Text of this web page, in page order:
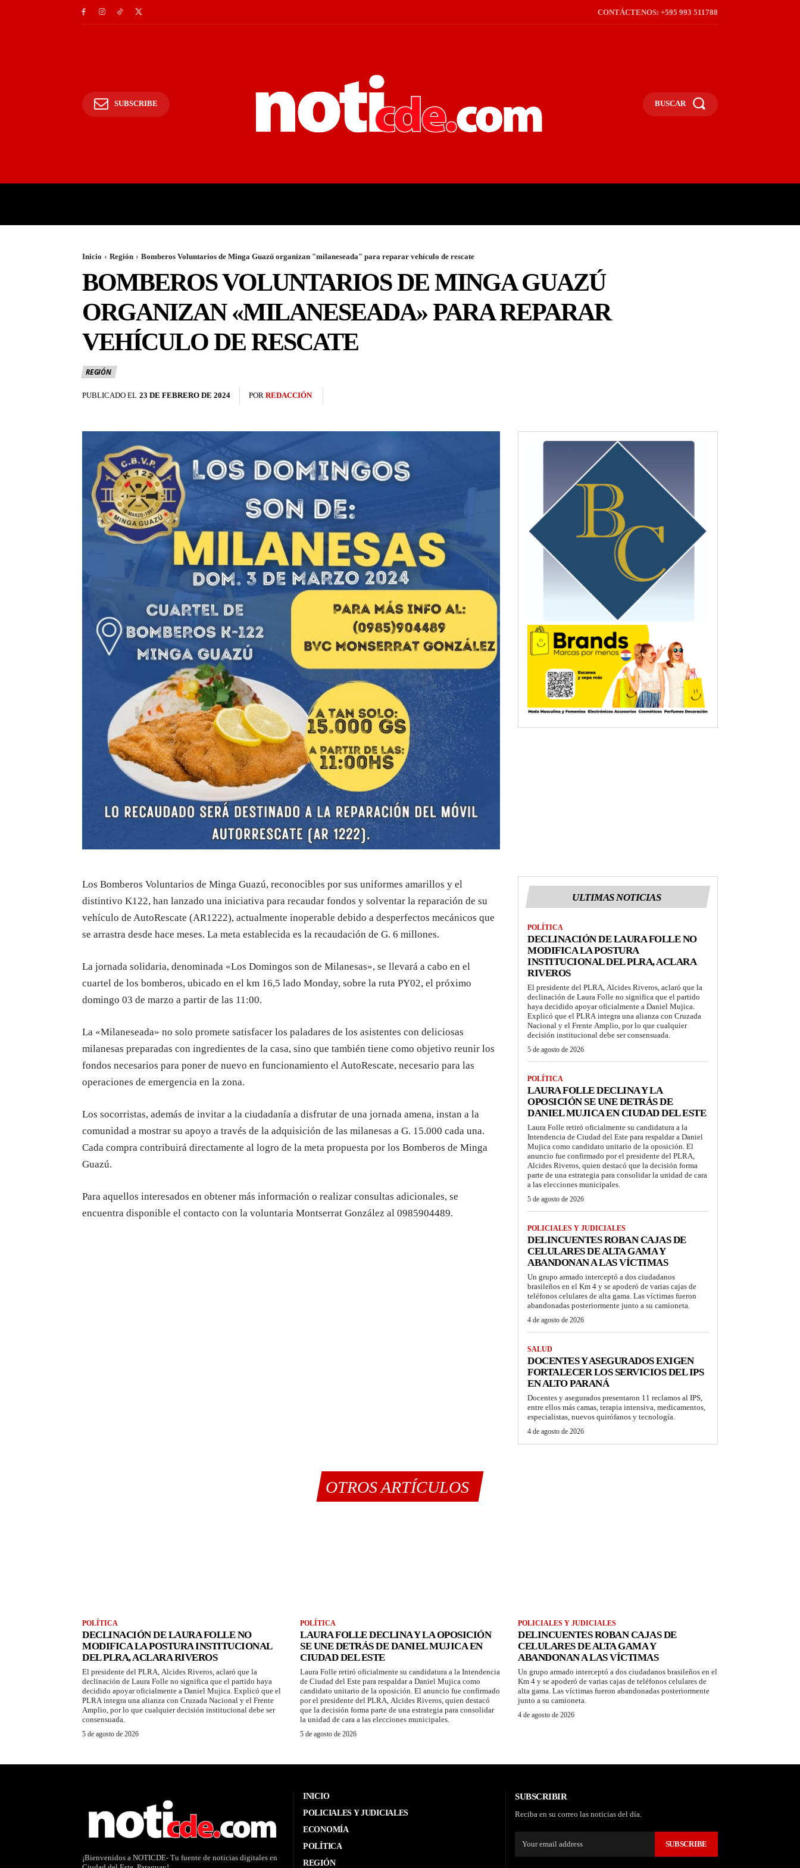
CONTÁCTENOS: +595 993 511788
SUBSCRIBE BUSCAR
Inicio Región Bomberos Voluntarios de Minga Guazú organizan "milaneseada" para reparar vehículo de rescate
BOMBEROS VOLUNTARIOS DE MINGA GUAZÚ
ORGANIZAN «MILANESEADA» PARA REPARAR
VEHÍCULO DE RESCATE
REGIÓN
PUBLICADO EL 23 DE FEBRERO DE 2024 POR REDACCIÓN
Los Bomberos Voluntarios de Minga Guazú, reconocibles por sus uniformes amarillos y el
distintivo K122, han lanzado una iniciativa para recaudar fondos y solventar la reparación de su
vehículo de AutoRescate (AR1222), actualmente inoperable debido a desperfectos mecánicos que
se arrastra desde hace meses. La meta establecida es la recaudación de G. 6 millones.
La jornada solidaria, denominada «Los Domingos son de Milanesas», se llevará a cabo en el
cuartel de los bomberos, ubicado en el km 16,5 lado Monday, sobre la ruta PY02, el próximo
domingo 03 de marzo a partir de las 11:00.
La «Milaneseada» no solo promete satisfacer los paladares de los asistentes con deliciosas
milanesas preparadas con ingredientes de la casa, sino que también tiene como objetivo reunir los
fondos necesarios para poner de nuevo en funcionamiento el AutoRescate, necesario para las
operaciones de emergencia en la zona.
Los socorristas, además de invitar a la ciudadanía a disfrutar de una jornada amena, instan a la
comunidad a mostrar su apoyo a través de la adquisición de las milanesas a G. 15.000 cada una.
Cada compra contribuirá directamente al logro de la meta propuesta por los Bomberos de Minga
Guazú.
Para aquellos interesados en obtener más información o realizar consultas adicionales, se
encuentra disponible el contacto con la voluntaria Montserrat González al 0985904489.
ULTIMAS NOTICIAS
POLÍTICA
DECLINACIÓN DE LAURA FOLLE NO
MODIFICA LA POSTURA
INSTITUCIONAL DEL PLRA, ACLARA
RIVEROS
El presidente del PLRA, Alcides Riveros, aclaró que la
declinación de Laura Folle no significa que el partido
haya decidido apoyar oficialmente a Daniel Mujica.
Explicó que el PLRA integra una alianza con Cruzada
Nacional y el Frente Amplio, por lo que cualquier
decisión institucional debe ser consensuada.
5 de agosto de 2026
POLÍTICA
LAURA FOLLE DECLINA Y LA
OPOSICIÓN SE UNE DETRÁS DE
DANIEL MUJICA EN CIUDAD DEL ESTE
Laura Folle retiró oficialmente su candidatura a la
Intendencia de Ciudad del Este para respaldar a Daniel
Mujica como candidato unitario de la oposición. El
anuncio fue confirmado por el presidente del PLRA,
Alcides Riveros, quien destacó que la decisión forma
parte de una estrategia para consolidar la unidad de cara
a las elecciones municipales.
5 de agosto de 2026
POLICIALES Y JUDICIALES
DELINCUENTES ROBAN CAJAS DE
CELULARES DE ALTA GAMA Y
ABANDONAN A LAS VÍCTIMAS
Un grupo armado interceptó a dos ciudadanos
brasileños en el Km 4 y se apoderó de varias cajas de
teléfonos celulares de alta gama. Las víctimas fueron
abandonadas posteriormente junto a su camioneta.
4 de agosto de 2026
SALUD
DOCENTES Y ASEGURADOS EXIGEN
FORTALECER LOS SERVICIOS DEL IPS
EN ALTO PARANÁ
Docentes y asegurados presentaron 11 reclamos al IPS,
entre ellos más camas, terapia intensiva, medicamentos,
especialistas, nuevos quirófanos y tecnología.
4 de agosto de 2026
OTROS ARTÍCULOS
POLÍTICA
DECLINACIÓN DE LAURA FOLLE NO
MODIFICA LA POSTURA INSTITUCIONAL
DEL PLRA, ACLARA RIVEROS
El presidente del PLRA, Alcides Riveros, aclaró que la
declinación de Laura Folle no significa que el partido haya
decidido apoyar oficialmente a Daniel Mujica. Explicó que el
PLRA integra una alianza con Cruzada Nacional y el Frente
Amplio, por lo que cualquier decisión institucional debe ser
consensuada.
5 de agosto de 2026
POLÍTICA
LAURA FOLLE DECLINA Y LA OPOSICIÓN
SE UNE DETRÁS DE DANIEL MUJICA EN
CIUDAD DEL ESTE
Laura Folle retiró oficialmente su candidatura a la Intendencia
de Ciudad del Este para respaldar a Daniel Mujica como
candidato unitario de la oposición. El anuncio fue confirmado
por el presidente del PLRA, Alcides Riveros, quien destacó
que la decisión forma parte de una estrategia para consolidar
la unidad de cara a las elecciones municipales.
5 de agosto de 2026
POLICIALES Y JUDICIALES
DELINCUENTES ROBAN CAJAS DE
CELULARES DE ALTA GAMA Y
ABANDONAN A LAS VÍCTIMAS
Un grupo armado interceptó a dos ciudadanos brasileños en el
Km 4 y se apoderó de varias cajas de teléfonos celulares de
alta gama. Las víctimas fueron abandonadas posteriormente
junto a su camioneta.
4 de agosto de 2026
¡Bienvenidos a NOTICDE- Tu fuente de noticias digitales en
INICIO
POLICIALES Y JUDICIALES
ECONOMÍA
POLÍTICA
REGIÓN
SUBSCRIBIR
Reciba en su correo las noticias del día.
SUBSCRIBE